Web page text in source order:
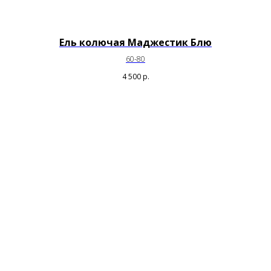
Ель колючая Маджестик Блю
60-80
4 500 р.